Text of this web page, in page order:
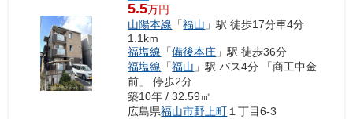
5.5万円
山陽本線 「福山 」駅 徒歩17分車4分
1.1km
福塩線 「備後本庄 」駅 徒歩36分
福塩線 「福山 」駅 バス4分 「商工中金
前」 停歩2分
築10年 / 32.59㎡
広島県福山市野上町１丁目6-3